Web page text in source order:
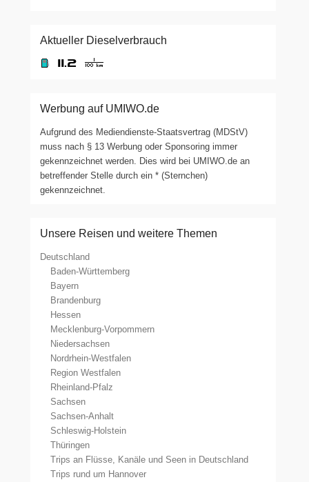
Aktueller Dieselverbrauch
Werbung auf UMIWO.de
Aufgrund des Mediendienste-Staatsvertrag (MDStV)
muss nach § 13 Werbung oder Sponsoring immer
gekennzeichnet werden. Dies wird bei UMIWO.de an
betreffender Stelle durch ein * (Sternchen)
gekennzeichnet.
Unsere Reisen und weitere Themen
Deutschland
Baden-Württemberg
Bayern
Brandenburg
Hessen
Mecklenburg-Vorpommern
Niedersachsen
Nordrhein-Westfalen
Region Westfalen
Rheinland-Pfalz
Sachsen
Sachsen-Anhalt
Schleswig-Holstein
Thüringen
Trips an Flüsse, Kanäle und Seen in Deutschland
Trips rund um Hannover